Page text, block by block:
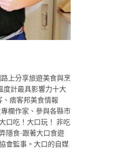
上分享旅遊美食與烹
度計最具影響力十大
痞客邦美食情報
欄作家、參與各縣市
口吃！大口玩！ 非吃
隱食-跟著大口食遊
會監事。大口的自媒